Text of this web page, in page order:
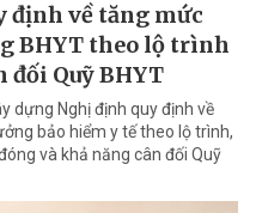
định về tăng mức
BHYT theo lộ trình
đối Quỹ BHYT
dựng Nghị định quy định về
bảo hiểm y tế theo lộ trình,
và khả năng cân đối Quỹ